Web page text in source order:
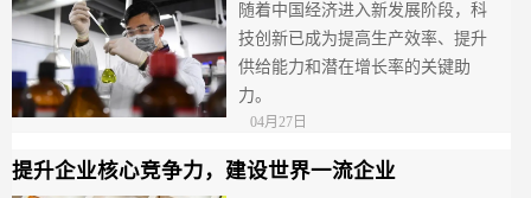
随着中国经济进入新发展阶段，科
技创新已成为提高生产效率、提升
供给能力和潜在增长率的关键助
力。
04月27日
提升企业核心竞争力，建设世界一流企业